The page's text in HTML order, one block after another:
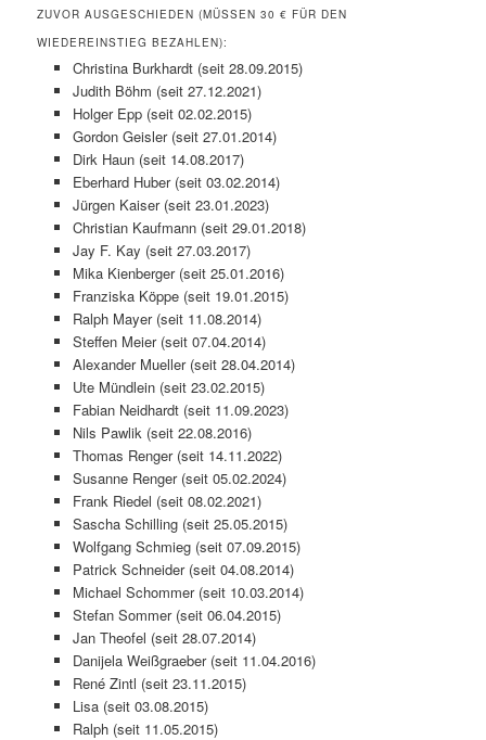
ZUVOR AUSGESCHIEDEN (MÜSSEN 30 € FÜR DEN
WIEDEREINSTIEG BEZAHLEN):
Christina Burkhardt (seit 28.09.2015)
Judith Böhm (seit 27.12.2021)
Holger Epp (seit 02.02.2015)
Gordon Geisler (seit 27.01.2014)
Dirk Haun (seit 14.08.2017)
Eberhard Huber (seit 03.02.2014)
Jürgen Kaiser (seit 23.01.2023)
Christian Kaufmann (seit 29.01.2018)
Jay F. Kay (seit 27.03.2017)
Mika Kienberger (seit 25.01.2016)
Franziska Köppe (seit 19.01.2015)
Ralph Mayer (seit 11.08.2014)
Steffen Meier (seit 07.04.2014)
Alexander Mueller (seit 28.04.2014)
Ute Mündlein (seit 23.02.2015)
Fabian Neidhardt (seit 11.09.2023)
Nils Pawlik (seit 22.08.2016)
Thomas Renger (seit 14.11.2022)
Susanne Renger (seit 05.02.2024)
Frank Riedel (seit 08.02.2021)
Sascha Schilling (seit 25.05.2015)
Wolfgang Schmieg (seit 07.09.2015)
Patrick Schneider (seit 04.08.2014)
Michael Schommer (seit 10.03.2014)
Stefan Sommer (seit 06.04.2015)
Jan Theofel (seit 28.07.2014)
Danijela Weißgraeber (seit 11.04.2016)
René Zintl (seit 23.11.2015)
Lisa (seit 03.08.2015)
Ralph (seit 11.05.2015)